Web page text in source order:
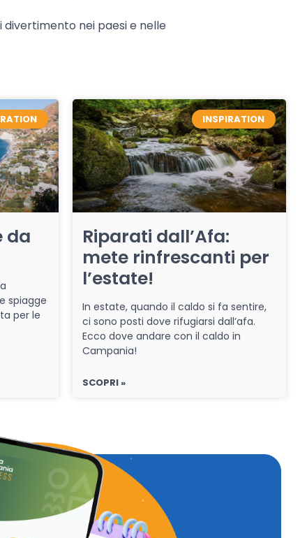
divertimento nei paesi e nelle
da
spiagge
per le
INSPIRATION
Riparati dall’Afa:
mete rinfrescanti per
l’estate!
In estate, quando il caldo si fa sentire,
ci sono posti dove rifugiarsi dall’afa.
Ecco dove andare con il caldo in
Campania!
SCOPRI »